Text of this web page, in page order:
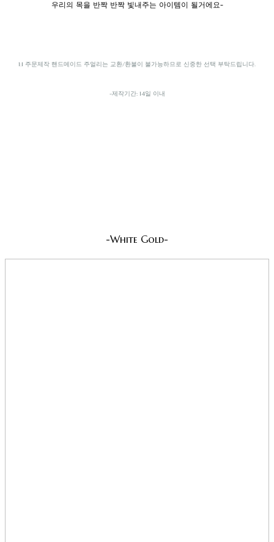
우리의 목을 반짝 반짝 빛내주는 아이템이 될거에요-
1:1 주문제작 핸드메이드 주얼리는 교환/환불이 불가능하므로 신중한 선택 부탁드립니다.
-제작기간: 14일 이내
-White Gold-